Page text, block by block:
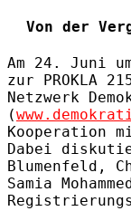
Von der
Am 24. Juni
zur PROKLA
Netzwerk
(
Kooperation
Dabei
Blumenfeld,
Samia